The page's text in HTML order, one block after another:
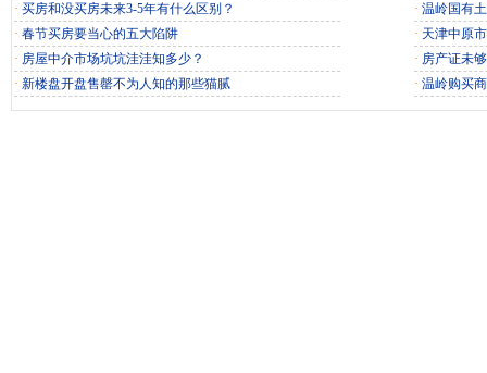
· 买房和没买房未来3-5年有什么区别？
· 春节买房要当心的五大陷阱
· 房屋中介市场坑坑洼洼知多少？
· 新楼盘开盘售罄不为人知的那些猫腻
· 温岭国有
· 天津中原
· 房产证未
· 温岭购买